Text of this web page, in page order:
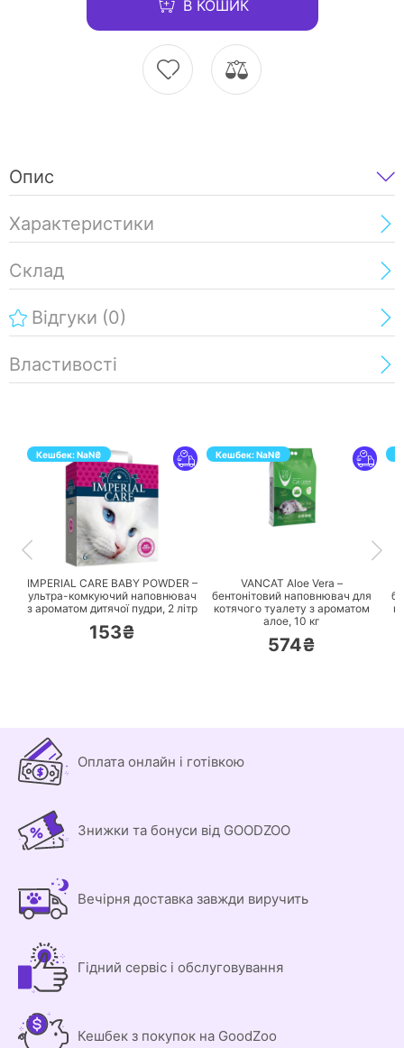
В КОШИК
Опис
Характеристики
Склад
Відгуки (0)
Властивості
Кешбек:NaN₴
ПЕРЕЙТИ
IMPERIAL CARE BABY POWDER –
ультра-комкуючий наповнювач
з ароматом дитячої пудри, 2 літр
153₴
Кешбек:NaN₴
VANCAT Aloe Vera –
бентонітовий наповнювач для
котячого туалету з ароматом
алое, 10 кг
574₴
Оплата онлайн і готівкою
Знижки та бонуси від GOODZOO
Вечірня доставка завжди виручить
Гідний сервіс і обслуговування
Кешбек з покупок на GoodZoo